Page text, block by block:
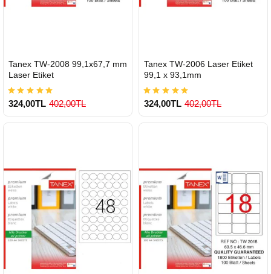
GÖNDERİ
900 TL Üzeri Kargo Ücretsiz
Tanex TW-2008 99,1x67,7 mm
Laser Etiket
324,00TL 402,00TL
GÖNDERİ
900 TL Üzeri Kargo Ücretsiz
Tanex TW-2006 Laser Etiket
99,1 x 93,1mm
324,00TL 402,00TL